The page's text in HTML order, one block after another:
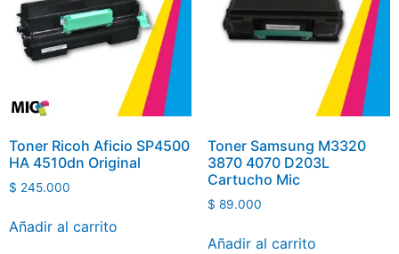
Toner Ricoh Aficio SP4500
HA 4510dn Original
$ 245.000
Añadir al carrito
Toner Samsung M3320
3870 4070 D203L
Cartucho Mic
$ 89.000
Añadir al carrito